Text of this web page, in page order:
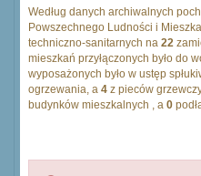
Według danych archiwalnych
Powszechnego Ludności i
techniczno-sanitarnych na 22
mieszkań przyłączonych było do
wyposażonych było w ustęp
ogrzewania, a 4 z pieców
budynków mieszkalnych , a 0